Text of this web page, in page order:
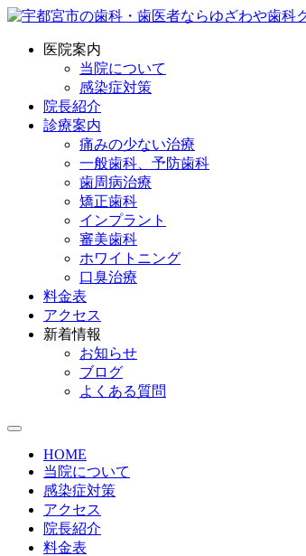
医院案内
当院について
感染症対策
院長紹介
診療案内
痛みの少ない治療
一般歯科、予防歯科
歯周病治療
矯正歯科
インプラント
審美歯科
ホワイトニング
口臭治療
料金表
アクセス
新着情報
お知らせ
ブログ
よくある質問
HOME
当院について
感染症対策
アクセス
院長紹介
料金表